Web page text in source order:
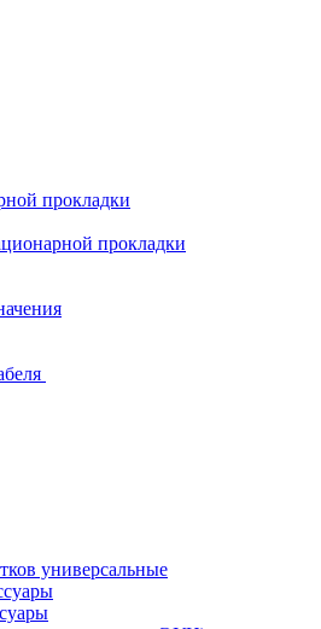
прокладки
прокладки
универсальные